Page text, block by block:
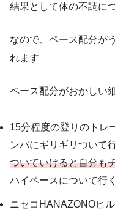
結果として体の不調に
なので、ペース配分が
れます
ペース配分がおかしい
15分程度の登りのトレ
ンバにギリギリついて
ついていけると自分も
ハイペースについて行
ニセコHANAZONOヒル